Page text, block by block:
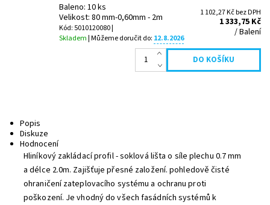
Baleno: 10 ks
Velikost: 80 mm-0,60mm - 2m
Kód: 5010120080 |
Skladem| Můžeme doručit do: 12.8.2026
1 102,27 Kč bez DPH
1 333,75 Kč
/ Balení
Popis
Diskuze
Hodnocení
Hliníkový zakládací profil - soklová lišta o síle plechu 0.7 mm
a délce 2.0m. Zajišťuje přesné založení. pohledově čisté
ohraničení zateplovacího systému a ochranu proti
poškození. Je vhodný do všech fasádních systémů k